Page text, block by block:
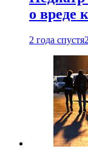
о вреде
2 года спустя